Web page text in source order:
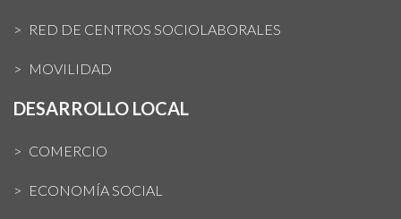
RED DE CENTROS SOCIOLABORALES
MOVILIDAD
DESARROLLO LOCAL
COMERCIO
ECONOMÍA SOCIAL